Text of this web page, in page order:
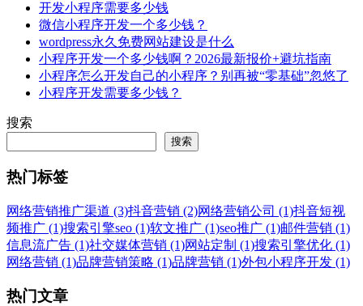
开发小程序需要多少钱
微信小程序开发一个多少钱？
wordpress永久免费网站建设是什么
小程序开发一个多少钱啊？2026最新报价+避坑指南
小程序怎么开发自己的小程序？别再被“零基础”忽悠了
小程序开发需要多少钱？
搜索
搜索
热门标签
网络营销推广渠道 (3)抖音营销 (2)网络营销公司 (1)抖音短视
频推广 (1)搜索引擎seo (1)软文推广 (1)seo推广 (1)邮件营销 (1)
信息流广告 (1)社交媒体营销 (1)网站定制 (1)搜索引擎优化 (1)
网络营销 (1)品牌营销策略 (1)品牌营销 (1)外包小程序开发 (1)
热门文章